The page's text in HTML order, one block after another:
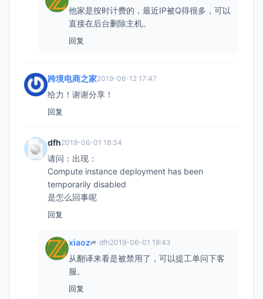
他家是按时计费的，最近IP被Q得很多，可以
直接在后台删除主机。
回复
跨境电商之家2019-06-12 17:47
给力！谢谢分享！
回复
dfh2019-06-01 18:34
请问：出现：
Compute instance deployment has been
temporarily disabled
是怎么回事呢
回复
xiaoz dfh2019-06-01 18:43
从翻译来看是被禁用了，可以提工单问下客
服。
回复